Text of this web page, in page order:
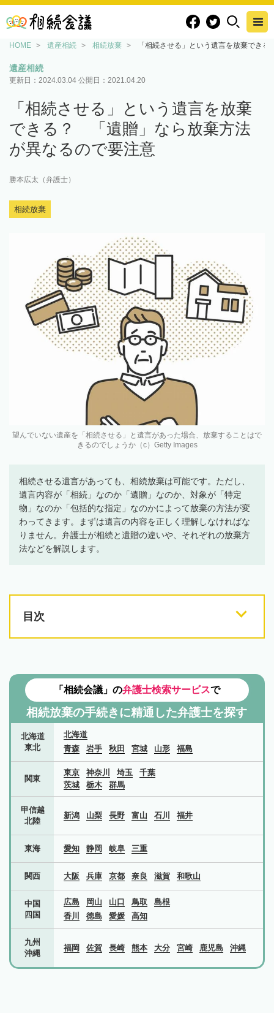
HOME 遺産相続 相続放棄 「相続させる」という遺言を放棄でき
遺産相続
更新日： 2024.03.04 公開日： 2021.04.20
「相続させる」という遺言を放棄
できる？ 「遺贈」なら放棄方法
が異なるので要注意
勝本広太（弁護士）
相続放棄
望んでいない遺産を「相続させる」と遺言があった場合、放棄することはで
きるのでしょうか（c）Getty Images
相続させる遺言があっても、相続放棄は可能です。ただし、
遺言内容が「相続」なのか「遺贈」なのか、対象が「特定
物」なのか「包括的な指定」なのかによって放棄の方法が変
わってきます。まずは遺言の内容を正しく理解しなければな
りません。弁護士が相続と遺贈の違いや、それぞれの放棄方
法などを解説します。
目次
「相続会議」の弁護士検索サービスで
相続放棄の手続きに精通した弁護士を探す
北海道
東北
北海道
青森
岩手 秋田 宮城 山形 福島
関東
東京 神奈川 埼玉
千葉
茨城
栃木 群馬
甲信越
北陸
新潟 山梨 長野 富山 石川 福井
東海 愛知 静岡 岐阜 三重
関西 大阪 兵庫 京都 奈良 滋賀 和歌山
中国
四国
広島 岡山 山口 鳥取
島根
香川
徳島 愛媛 高知
九州
沖縄
福岡 佐賀 長崎 熊本 大分 宮崎 鹿児島 沖縄